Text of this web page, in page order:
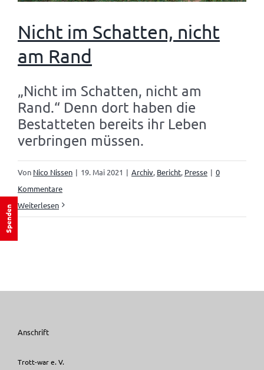
Nicht im Schatten, nicht
am Rand
„Nicht im Schatten, nicht am
Rand.“ Denn dort haben die
Bestatteten bereits ihr Leben
verbringen müssen.
Von Nico Nissen | 19. Mai 2021 | Archiv, Bericht, Presse | 0
Kommentare
Weiterlesen
Anschrift
Trott-war e. V.
Spenden